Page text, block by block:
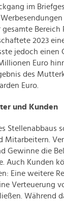
im
gesamte Bereich
2023
jedoch einen
Euro
des
Euro.
und Kunden
Stellenabbaus
Mitarbeitern.
Gewinne die
Auch Kunden
Eine weitere
Verteuerung
Während